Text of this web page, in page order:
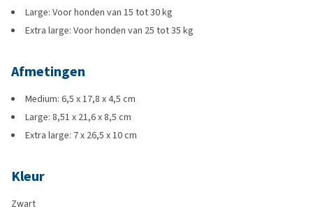
Large: Voor honden van 15 tot 30 kg
Extra large: Voor honden van 25 tot 35 kg
Afmetingen
Medium: 6,5 x 17,8 x 4,5 cm
Large: 8,51 x 21,6 x 8,5 cm
Extra large: 7 x 26,5 x 10 cm
Kleur
Zwart